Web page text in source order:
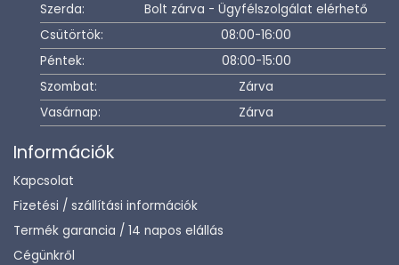
Szerda:
Bolt zárva - Ügyfélszolgálat elérhető
Csütörtök:
08:00-16:00
Péntek:
08:00-15:00
Szombat:
Zárva
Vasárnap:
Zárva
Információk
Kapcsolat
Fizetési / szállítási információk
Termék garancia / 14 napos elállás
Cégünkről